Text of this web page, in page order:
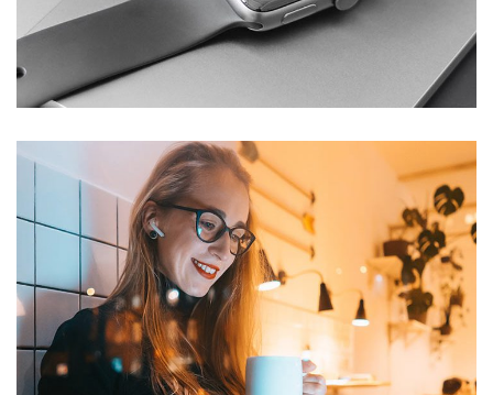
Basics Project
DEVELOPMENT